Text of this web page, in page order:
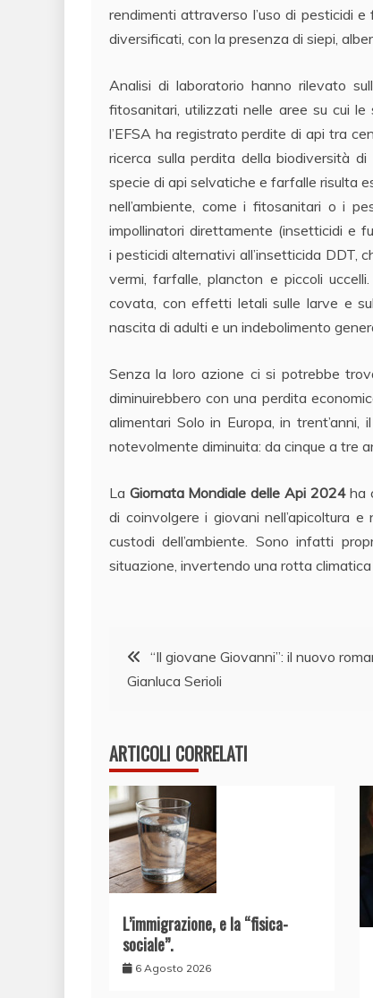
rendimenti attraverso l’uso di pesticidi
diversificati, con la presenza di siepi,
Analisi di laboratorio hanno rilevato
fitosanitari, utilizzati nelle aree su cui
l’EFSA ha registrato perdite di api tra
ricerca sulla perdita della biodiversità
specie di api selvatiche e farfalle risulta
nell’ambiente, come i fitosanitari o i
impollinatori direttamente (insetticidi e
i pesticidi alternativi all’insetticida DDT,
vermi, farfalle, plancton e piccoli
covata, con effetti letali sulle larve e
nascita di adulti e un indebolimento
Senza la loro azione ci si potrebbe
diminuirebbero con una perdita
alimentari Solo in Europa, in
notevolmente diminuita: da cinque a tre
La Giornata Mondiale delle Api 2024ha
di coinvolgere i giovani nell’apicoltura
custodi dell’ambiente. Sono infatti
situazione, invertendo una rotta climatica
Navigazione
articoli
“Il giovane Giovanni”: il nuovo
Gianluca Serioli
ARTICOLI CORRELATI
L’immigrazione, e la “fisica-
sociale”.
6 Agosto 2026